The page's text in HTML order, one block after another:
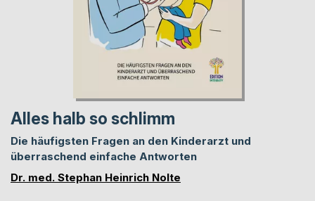
Alles halb so schlimm
Die häufigsten Fragen an den Kinderarzt und
überraschend einfache Antworten
Dr. med. Stephan Heinrich Nolte